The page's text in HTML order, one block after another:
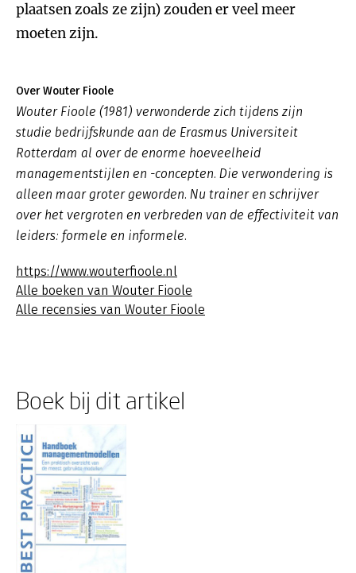
plaatsen zoals ze zijn) zouden er veel meer
moeten zijn.
Over Wouter Fioole
Wouter Fioole (1981) verwonderde zich tijdens zijn
studie bedrijfskunde aan de Erasmus Universiteit
Rotterdam al over de enorme hoeveelheid
managementstijlen en -concepten. Die verwondering is
alleen maar groter geworden. Nu trainer en schrijver
over het vergroten en verbreden van de effectiviteit van
leiders: formele en informele.
https://www.wouterfioole.nl
Alle boeken van Wouter Fioole
Alle recensies van Wouter Fioole
Boek bij dit artikel